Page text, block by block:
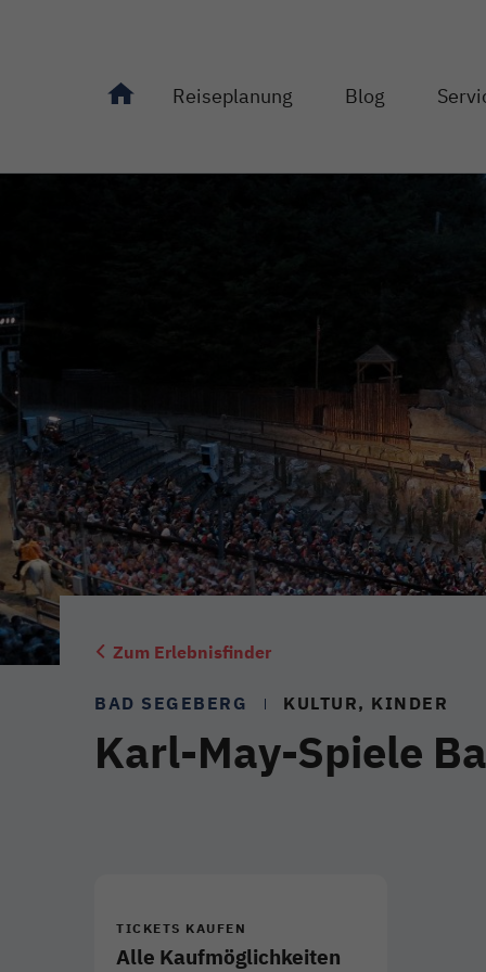
Reiseplanung Blog
Zum Erlebnisfinder
BAD SEGEBERG KULTUR, KINDER
Karl-May-Spiele
TICKETS KAUFEN
Alle Kaufmöglichkeiten